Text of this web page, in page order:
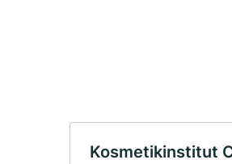
Kosmetikinstitut